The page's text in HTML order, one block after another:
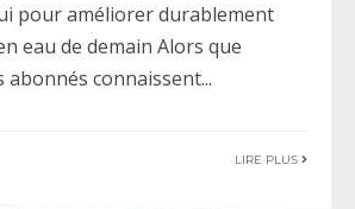
pour améliorer durablement
eau de demain Alors que
abonnés connaissent...
LIRE PLUS